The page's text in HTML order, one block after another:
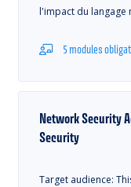
l'impact du langage
5 modules
Network Security
Security
Target audience: